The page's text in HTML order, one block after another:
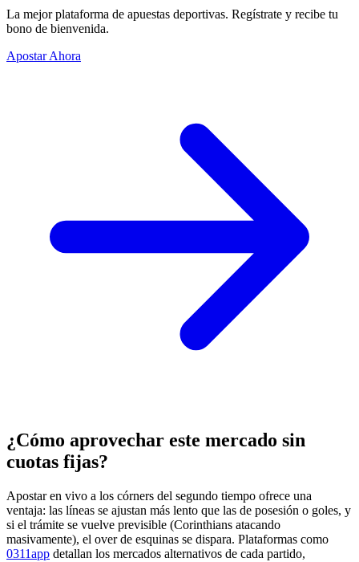
La mejor plataforma de apuestas deportivas. Regístrate y recibe tu
bono de bienvenida.
Apostar Ahora
¿Cómo aprovechar este mercado sin
cuotas fijas?
Apostar en vivo a los córners del segundo tiempo ofrece una
ventaja: las líneas se ajustan más lento que las de posesión o goles, y
si el trámite se vuelve previsible (Corinthians atacando
masivamente), el over de esquinas se dispara. Plataformas como
0311app detallan los mercados alternativos de cada partido,